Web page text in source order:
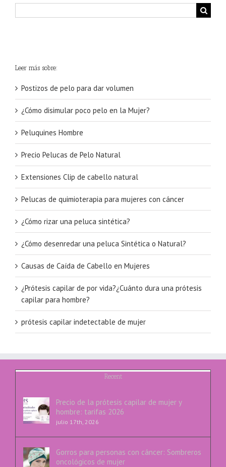
Leer más sobre:
Postizos de pelo para dar volumen
¿Cómo disimular poco pelo en la Mujer?
Peluquines Hombre
Precio Pelucas de Pelo Natural
Extensiones Clip de cabello natural
Pelucas de quimioterapia para mujeres con cáncer
¿Cómo rizar una peluca sintética?
¿Cómo desenredar una peluca Sintética o Natural?
Causas de Caída de Cabello en Mujeres
¿Prótesis capilar de por vida?¿Cuánto dura una prótesis
capilar para hombre?
prótesis capilar indetectable de mujer
Recent
Precio de la prótesis capilar de mujer y
hombre: tarifas 2026
julio 17th, 2026
Gorros para personas con cáncer: Sombreros
oncológicos de mujer